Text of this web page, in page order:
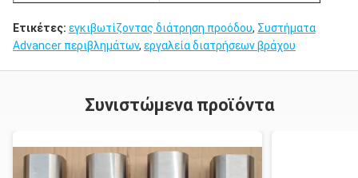
Ετικέτες: εγκιβωτίζοντας διάτρηση προόδου, Συστήματα
Advancer περιβλημάτων, εργαλεία διατρήσεων βράχου
Συνιστώμενα προϊόντα